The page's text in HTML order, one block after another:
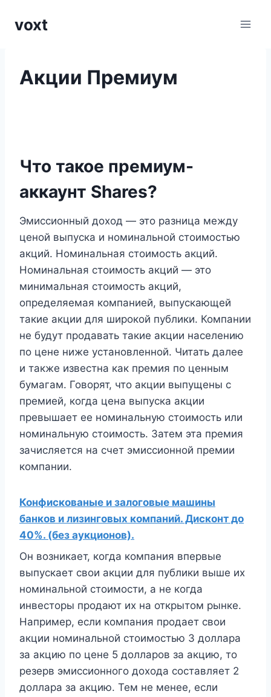
voxt
Акции Премиум
Что такое премиум-
аккаунт Shares?
Эмиссионный доход — это разница между
ценой выпуска и номинальной стоимостью
акций. Номинальная стоимость акций.
Номинальная стоимость акций — это
минимальная стоимость акций,
определяемая компанией, выпускающей
такие акции для широкой публики. Компании
не будут продавать такие акции населению
по цене ниже установленной. Читать далее
и также известна как премия по ценным
бумагам. Говорят, что акции выпущены с
премией, когда цена выпуска акции
превышает ее номинальную стоимость или
номинальную стоимость. Затем эта премия
зачисляется на счет эмиссионной премии
компании.
Конфискованые и залоговые машины
банков и лизинговых компаний. Дисконт до
40%. (без аукционов).
Он возникает, когда компания впервые
выпускает свои акции для публики выше их
номинальной стоимости, а не когда
инвесторы продают их на открытом рынке.
Например, если компания продает свои
акции номинальной стоимостью 3 доллара
за акцию по цене 5 долларов за акцию, то
резерв эмиссионного дохода составляет 2
доллара за акцию. Тем не менее, если